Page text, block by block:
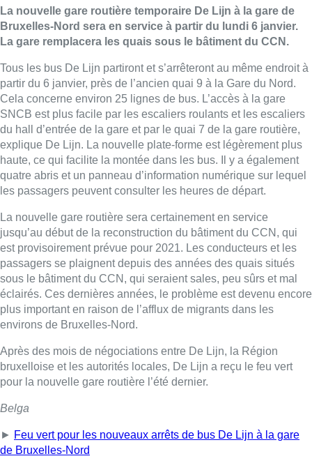
La nouvelle gare routière temporaire De Lijn à la gare de
Bruxelles-Nord sera en service à partir du lundi 6 janvier.
La gare remplacera les quais sous le bâtiment du CCN.
Tous les bus De Lijn partiront et s’arrêteront au même endroit à
partir du 6 janvier, près de l’ancien quai 9 à la Gare du Nord.
Cela concerne environ 25 lignes de bus. L’accès à la gare
SNCB est plus facile par les escaliers roulants et les escaliers
du hall d’entrée de la gare et par le quai 7 de la gare routière,
explique De Lijn. La nouvelle plate-forme est légèrement plus
haute, ce qui facilite la montée dans les bus. Il y a également
quatre abris et un panneau d’information numérique sur lequel
les passagers peuvent consulter les heures de départ.
La nouvelle gare routière sera certainement en service
jusqu’au début de la reconstruction du bâtiment du CCN, qui
est provisoirement prévue pour 2021. Les conducteurs et les
passagers se plaignent depuis des années des quais situés
sous le bâtiment du CCN, qui seraient sales, peu sûrs et mal
éclairés. Ces dernières années, le problème est devenu encore
plus important en raison de l’afflux de migrants dans les
environs de Bruxelles-Nord.
Après des mois de négociations entre De Lijn, la Région
bruxelloise et les autorités locales, De Lijn a reçu le feu vert
pour la nouvelle gare routière l’été dernier.
Belga
► Feu vert pour les nouveaux arrêts de bus De Lijn à la gare
de Bruxelles-Nord